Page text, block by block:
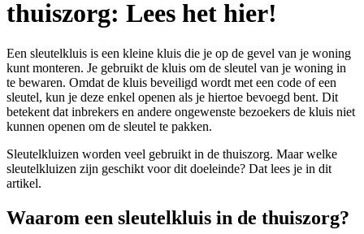
thuiszorg: Lees het hier!
Een sleutelkluis is een kleine kluis die je op de gevel van je woning
kunt monteren. Je gebruikt de kluis om de sleutel van je woning in
te bewaren. Omdat de kluis beveiligd wordt met een code of een
sleutel, kun je deze enkel openen als je hiertoe bevoegd bent. Dit
betekent dat inbrekers en andere ongewenste bezoekers de kluis niet
kunnen openen om de sleutel te pakken.
Sleutelkluizen worden veel gebruikt in de thuiszorg. Maar welke
sleutelkluizen zijn geschikt voor dit doeleinde? Dat lees je in dit
artikel.
Waarom een sleutelkluis in de thuiszorg?